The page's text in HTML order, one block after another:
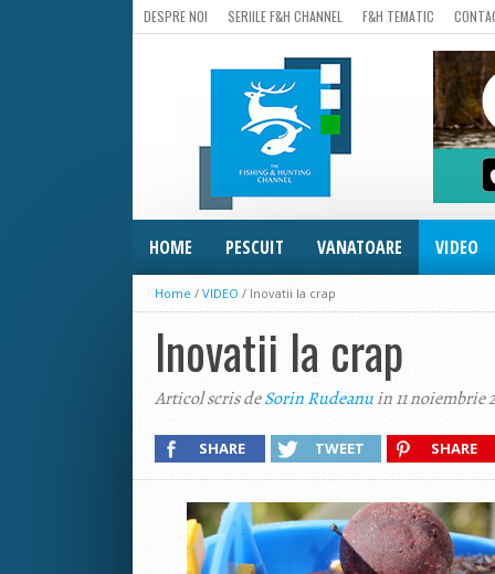
DESPRE NOI SERIILE F&H CHANNEL F&H TEMATIC
HOME PESCUIT VANATOARE VIDEO
Home / VIDEO / Inovatii la crap
Inovatii la crap
Articol scris deSorin Rudeanuin 11 noiembrie
SHARE TWEET SHARE